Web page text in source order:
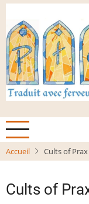
Aller
contenu
principal
Accueil Cults of
Cults of